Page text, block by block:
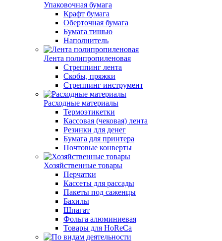
Упаковочная бумага
Крафт бумага
Оберточная бумага
Бумага тишью
Наполнитель
Лента полипропиленовая
Стреппинг лента
Скобы, пряжки
Стреппинг инструмент
Расходные материалы
Термоэтикетки
Кассовая (чековая) лента
Резинки для денег
Бумага для принтера
Почтовые конверты
Хозяйственные товары
Перчатки
Кассеты для рассады
Пакеты под саженцы
Бахилы
Шпагат
Фольга алюминиевая
Товары для HoReCa